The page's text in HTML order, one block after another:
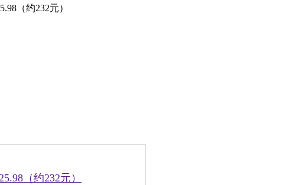
（约232元）